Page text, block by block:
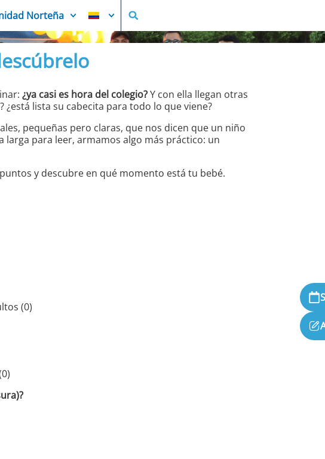
Norteña
¿ya casi es hora del colegio?Y con ella llegan otras
lista su cabecita para todo lo que viene?
pequeñas pero claras, que nos dicen que un niño
larga para leer, armamos algo más práctico: un
y descubre en qué momento está tu bebé.
(0)